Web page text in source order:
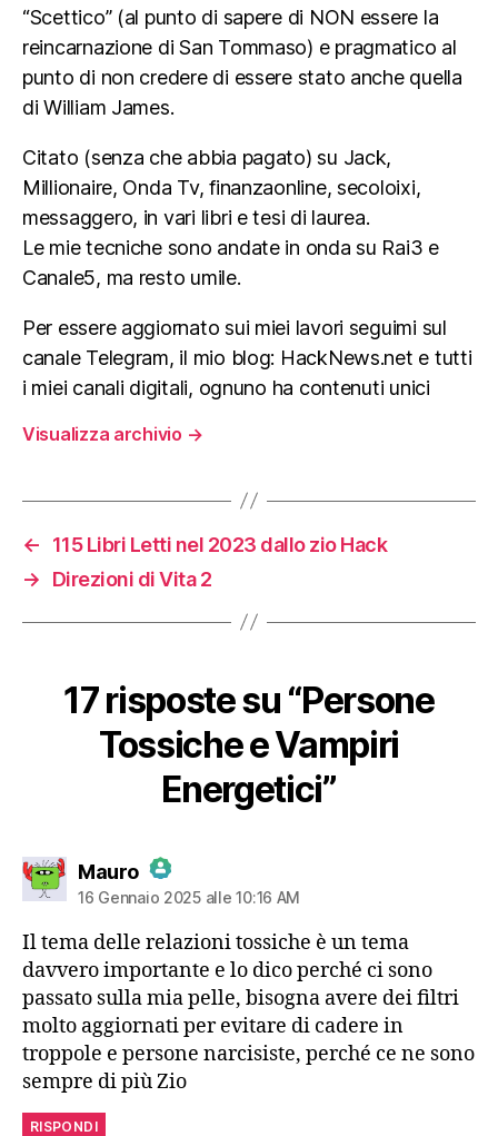
“Scettico” (al punto di sapere di NON essere la
reincarnazione di San Tommaso) e pragmatico al
punto di non credere di essere stato anche quella
di William James.
Citato (senza che abbia pagato) su Jack,
Millionaire, Onda Tv, finanzaonline, secoloixi,
messaggero, in vari libri e tesi di laurea.
Le mie tecniche sono andate in onda su Rai3 e
Canale5, ma resto umile.
Per essere aggiornato sui miei lavori seguimi sul
canale Telegram, il mio blog: HackNews.net e tutti
i miei canali digitali, ognuno ha contenuti unici
Visualizza archivio →
←
115 Libri Letti nel 2023 dallo zio Hack
→
Direzioni di Vita 2
17 risposte su “Persone
Tossiche e Vampiri
Energetici”
Maurodice:
The Real Person Badge!
Anti-Spam by CleanTalk
16 Gennaio 2025 alle 10:16 AM
Il tema delle relazioni tossiche è un tema
davvero importante e lo dico perché ci sono
passato sulla mia pelle, bisogna avere dei filtri
molto aggiornati per evitare di cadere in
troppole e persone narcisiste, perché ce ne sono
sempre di più Zio
RISPONDI